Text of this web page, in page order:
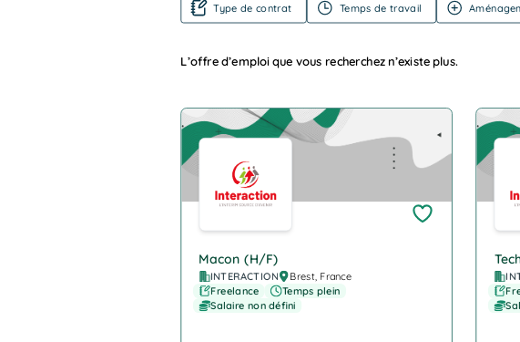
Type de contrat Temps de travail
L’offre d’emploi que vous recherchez n’existe plus.
Company Logo
Macon (H/F)
INTERACTION
Brest, France
Freelance
Temps plein
Salaire non défini